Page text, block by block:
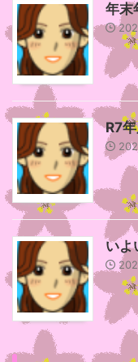
年末
R7
いよ